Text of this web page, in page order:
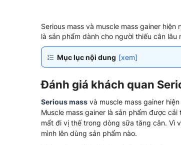
Serious mass và muscle mass gainer
là sản phẩm dành cho người thiếu cân lâu
Mục lục nội dung [xem]
Đánh giá khách quan
Serious mass và muscle mass gainer
Muscle mass gainer là sản phẩm được
mất đi vị thế trong dòng sữa tăng cân. Vì
mình lên dùng sản phẩm nào.